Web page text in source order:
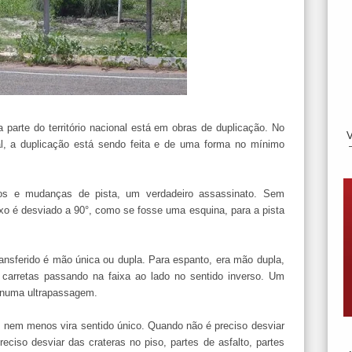
parte do território nacional está em obras de duplicação. No
a duplicação está sendo feita e de uma forma no mínimo
e mudanças de pista, um verdadeiro assassinato. Sem
é desviado a 90°, como se fosse uma esquina, para a pista
é mão única ou dupla. Para espanto, era mão dupla,
passando na faixa ao lado no sentido inverso. Um
ultrapassagem.
menos vira sentido único. Quando não é preciso desviar
desviar das crateras no piso, partes de asfalto, partes